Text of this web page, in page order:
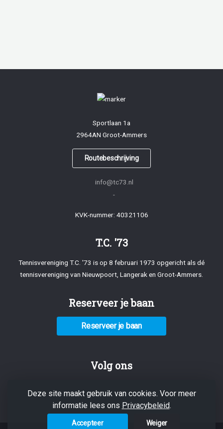
Sportlaan 1a
2964AN Groot-Ammers
Routebeschrijving
info@tc73.nl
-
KVK-nummer: 40321106
T.C. '73
Tennisvereniging T.C. '73 is op 8 februari 1973 opgericht als dé
tennisvereniging van Nieuwpoort, Langerak en Groot-Ammers.
Reserveer je baan
Reserveer je baan
Volg ons
Deze site maakt gebruik van cookies. Voor meer
informatie lees ons Privacybeleid.
Accepteer Weiger